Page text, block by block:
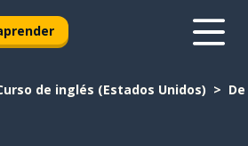
de inglés (Estados Unidos)